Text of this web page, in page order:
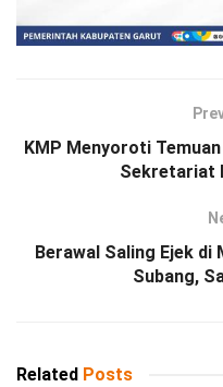
KMP Menyoroti
Sekretariat
Berawal Saling Ejek
Subang,
Related Posts